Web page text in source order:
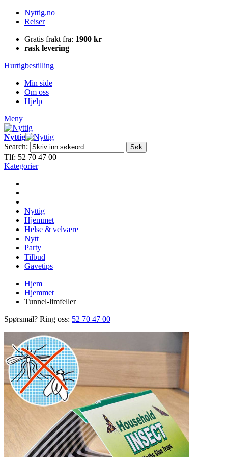
Nyttig.no
Reiser
Gratis frakt fra: 1900 kr
rask levering
Hurtigbestilling
Min side
Om oss
Hjelp
Meny
Nyttig
Search:
Søk
Tlf: 52 70 47 00
Kategorier
Nyttig
Hjemmet
Helse & velvære
Nytt
Party
Tilbud
Gavetips
Hjem
Hjemmet
Tunnel-limfeller
Spørsmål? Ring oss: 52 70 47 00